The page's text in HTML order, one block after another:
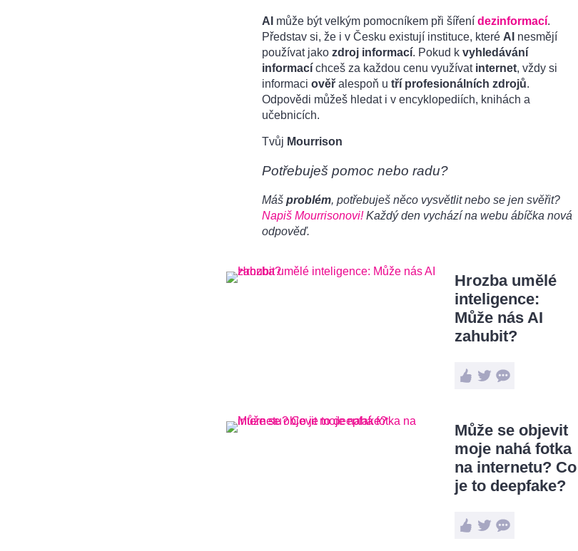
AI může být velkým pomocníkem při šíření dezinformací.
Představ si, že i v Česku existují instituce, které AI nesmějí
používat jako zdroj informací. Pokud k vyhledávání
informací chceš za každou cenu využívat internet, vždy si
informaci ověř alespoň u tří profesionálních zdrojů.
Odpovědi můžeš hledat i v encyklopediích, knihách a
učebnicích.
Tvůj Mourrison
Potřebuješ pomoc nebo radu?
Máš problém, potřebuješ něco vysvětlit nebo se jen svěřit?
Napiš Mourrisonovi!Každý den vychází na webu ábíčka nová
odpověď.
Hrozba umělé
inteligence:
Může nás AI
zahubit?
Může se objevit
moje nahá fotka
na internetu? Co
je to deepfake?